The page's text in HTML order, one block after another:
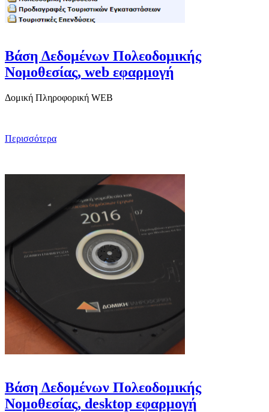
Βάση Δεδομένων Πολεοδομικής
Νομοθεσίας, web εφαρμογή
Δομική Πληροφορική WEB
Περισσότερα
Βάση Δεδομένων Πολεοδομικής
Νομοθεσίας, desktop εφαρμογή